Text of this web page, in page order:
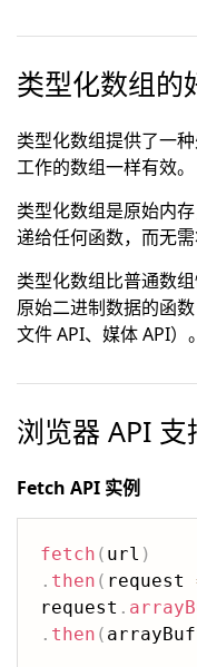
类型化数组的
类型化数组提供了一
工作的数组一样有效。
类型化数组是原始内
递给任何函数，而无
类型化数组比普通数
原始二进制数据的函
文件 API、媒体 API）。
浏览器 API
Fetch API 实例
fetch ( url )
. then ( request
request .
. then (